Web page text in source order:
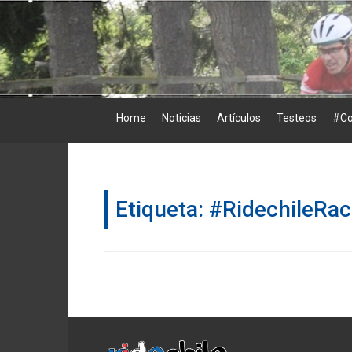
Skip
content
Home Noticias Artículos Testeos
Etiqueta:
de